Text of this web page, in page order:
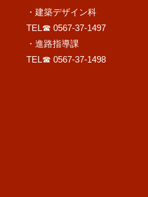
・建築デザイン科
TEL☎ 0567-37-1497
・進路指導課
TEL☎ 0567-37-1498